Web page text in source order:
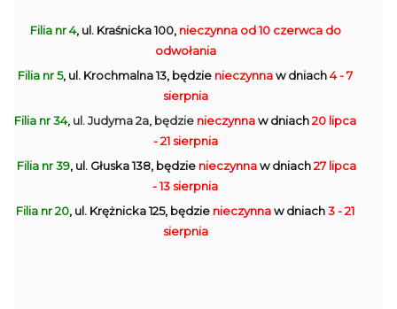
Filia nr 4, ul. Kraśnicka 100, nieczynna od 10 czerwca do
odwołania
Filia nr 5, ul. Krochmalna 13, będzie nieczynnaw dniach4 - 7
sierpnia
Filia nr 34, ul. Judyma 2a, będzie nieczynnaw dniach20 lipca
- 21 sierpnia
Filia nr 39, ul. Głuska 138, będzie nieczynnaw dniach27 lipca
- 13 sierpnia
Filia nr 20, ul. Krężnicka 125, będzie nieczynnaw dniach3 - 21
sierpnia